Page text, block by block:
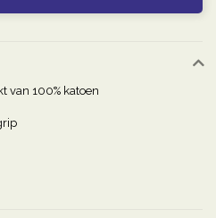
van 100% katoen